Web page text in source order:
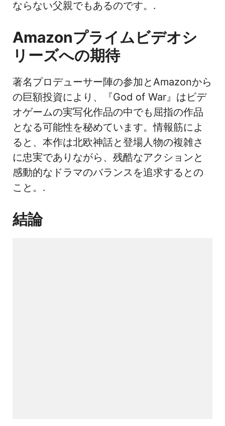
ならない父親でもあるのです。.
Amazonプライムビデオシ
リーズへの期待
著名プロデューサー陣の参加とAmazonから
の巨額投資により、『God of War』はビデ
オゲームの実写化作品の中でも屈指の作品
となる可能性を秘めています。情報筋によ
ると、本作は北欧神話と登場人物の複雑さ
に忠実でありながら、残酷なアクションと
感動的なドラマのバランスを追求するとの
こと。.
結論